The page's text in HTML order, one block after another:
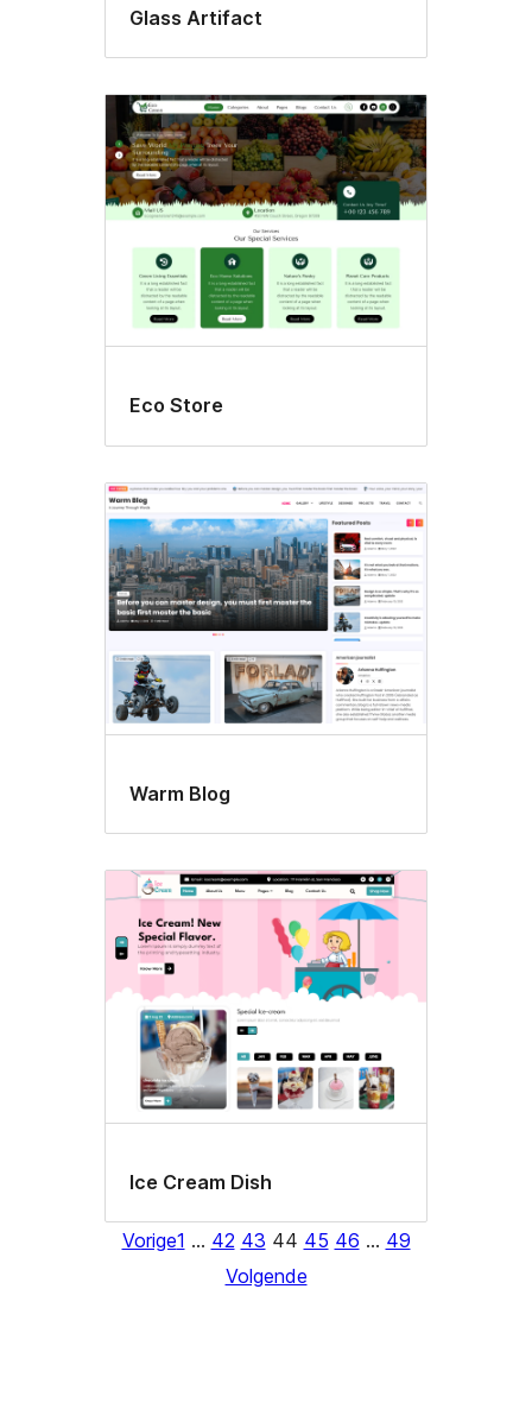
Glass Artifact
Eco Store
Warm Blog
Ice Cream Dish
Vorige1 … 42 43 44 45 46 … 49
Volgende